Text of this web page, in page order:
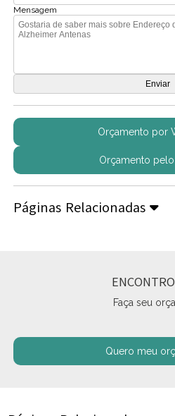
Mensagem
Orçamento por
Orçamento
Páginas Relacionadas
Faça seu
Quero meu